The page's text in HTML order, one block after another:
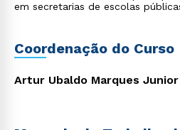
em secretarias de escolas
Coordenação do Curso
Artur Ubaldo Marques Junior